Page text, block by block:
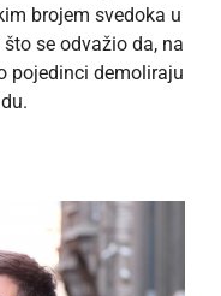
brojem svedoka u
se odvažio da, na
pojedinci demoliraju